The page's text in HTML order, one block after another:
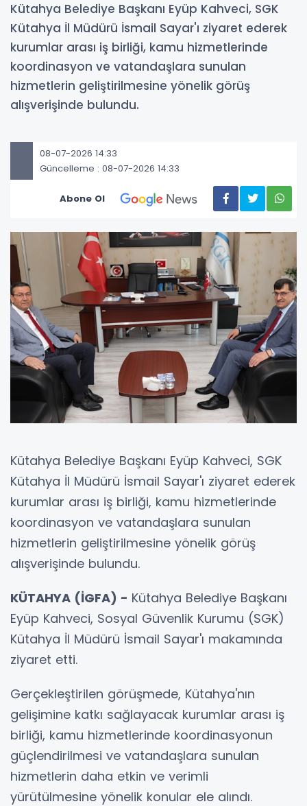
Kütahya Belediye Başkanı Eyüp Kahveci, SGK
Kütahya İl Müdürü İsmail Sayar'ı ziyaret ederek
kurumlar arası iş birliği, kamu hizmetlerinde
koordinasyon ve vatandaşlara sunulan
hizmetlerin geliştirilmesine yönelik görüş
alışverişinde bulundu.
08-07-2026 14:33
Güncelleme : 08-07-2026 14:33
Abone Ol
Kütahya Belediye Başkanı Eyüp Kahveci, SGK
Kütahya İl Müdürü İsmail Sayar'ı ziyaret ederek
kurumlar arası iş birliği, kamu hizmetlerinde
koordinasyon ve vatandaşlara sunulan
hizmetlerin geliştirilmesine yönelik görüş
alışverişinde bulundu.
KÜTAHYA (İGFA) - Kütahya Belediye Başkanı
Eyüp Kahveci, Sosyal Güvenlik Kurumu (SGK)
Kütahya İl Müdürü İsmail Sayar'ı makamında
ziyaret etti.
Gerçekleştirilen görüşmede, Kütahya'nın
gelişimine katkı sağlayacak kurumlar arası iş
birliği, kamu hizmetlerinde koordinasyonun
güçlendirilmesi ve vatandaşlara sunulan
hizmetlerin daha etkin ve verimli
yürütülmesine yönelik konular ele alındı.